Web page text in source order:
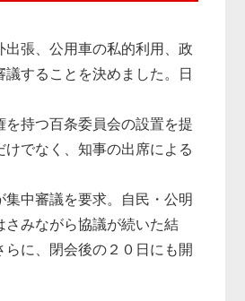
張、公用車の私的利用、政
することを決めました。日
持つ百条委員会の設置を提
でなく、知事の出席による
中審議を要求。自民・公明
さみながら協議が続いた結
に、閉会後の２０日にも開